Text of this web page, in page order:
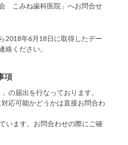
こみね歯科医院」へお問合せ
2018年6月18日に取得したデー
絡ください。
項
の届出を行なっております。
応可能かどうかは直接お問合わ
います。お問合わせの際にご確